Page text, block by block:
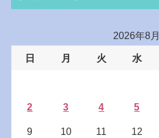
2026年8月
日 月 火 水
2 3 4 5
9 10 11 12